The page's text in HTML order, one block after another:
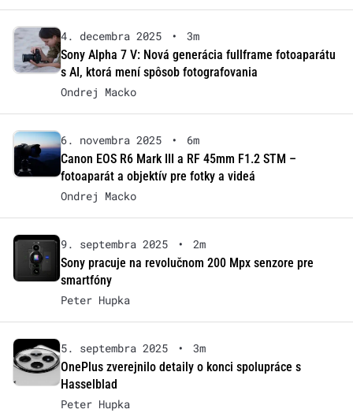
4. decembra 2025 •
3m
Sony Alpha 7 V: Nová generácia fullframe fotoaparátu
s AI, ktorá mení spôsob fotografovania
Ondrej Macko
6. novembra 2025 •
6m
Canon EOS R6 Mark III a RF 45mm F1.2 STM –
fotoaparát a objektív pre fotky a videá
Ondrej Macko
9. septembra 2025 •
2m
Sony pracuje na revolučnom 200 Mpx senzore pre
smartfóny
Peter Hupka
5. septembra 2025 •
3m
OnePlus zverejnilo detaily o konci spolupráce s
Hasselblad
Peter Hupka